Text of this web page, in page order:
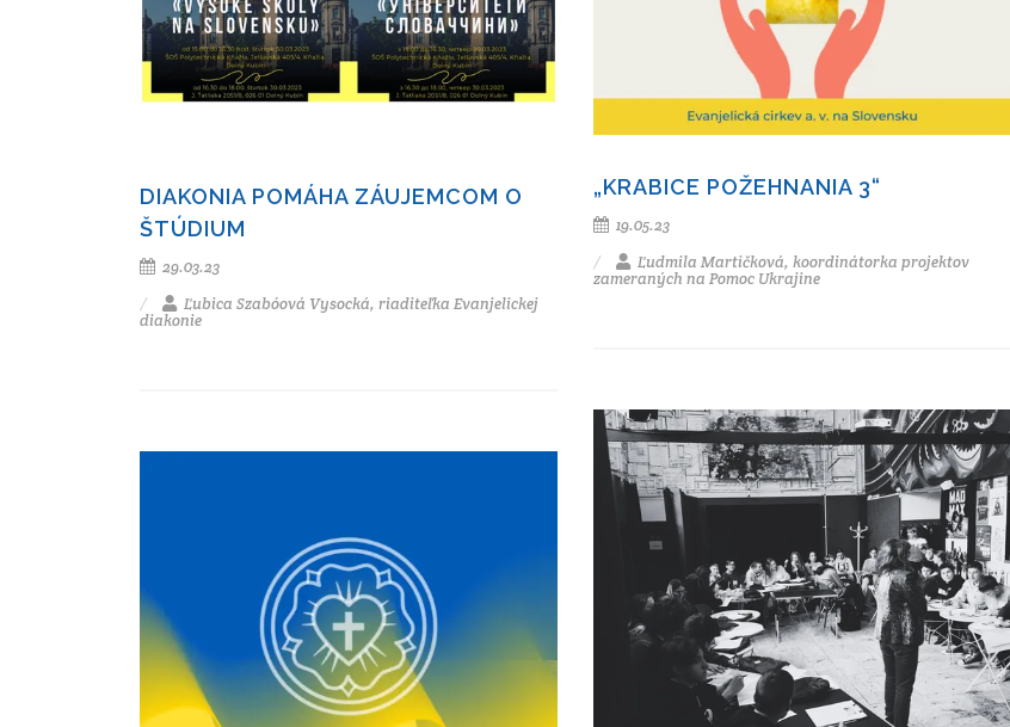
„KRABICE POŽEHNANIA 3“
19.05.23
Ľudmila Martičková, koordinátorka projektov
zameraných na Pomoc Ukrajine
DIAKONIA POMÁHA ZÁUJEMCOM O
ŠTÚDIUM
29.03.23
Ľubica Szabóová Vysocká, riaditeľka Evanjelickej
diakonie